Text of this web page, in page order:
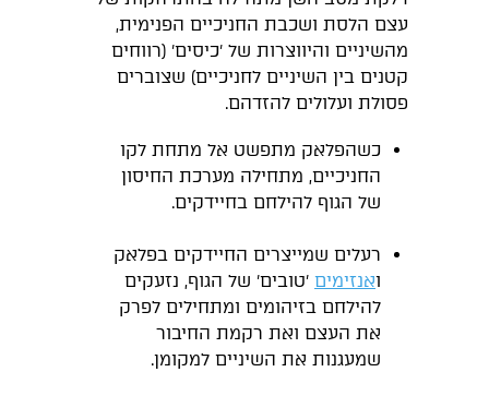
עצם הלסת ושכבת החניכיים הפנימית,
מהשיניים והיווצרות של ׳כיסים׳ (רווחים
קטנים בין השיניים לחניכיים) שצוברים
פסולת ועלולים להזדהם.
כשהפלאק מתפשט אל מתחת לקו
החניכיים, מתחילה מערכת החיסון
של הגוף להילחם בחיידקים.
רעלים שמייצרים החיידקים בפלאק
ואנזימים ׳טובים׳ של הגוף, נזעקים
להילחם בזיהומים ומתחילים לפרק
את העצם ואת רקמת החיבור
שמעגנות את השיניים למקומן.